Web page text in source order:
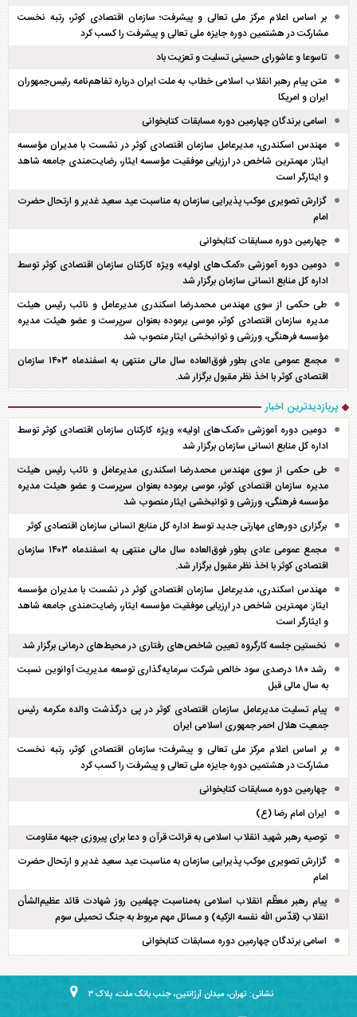
بر اساس اعلام مرکز ملی تعالی و پیشرفت؛ سازمان اقتصادی کوثر، رتبه نخست
مشارکت در هشتمین دوره جایزه ملی تعالی و پیشرفت را کسب کرد
تاسوعا و عاشورای حسینی تسلیت و تعزیت باد
متن پیام رهبر انقلاب اسلامی خطاب به ملت ایران درباره تفاهم‌نامه رئیس‌جمهوران
ایران و امریکا
اسامی برندگان چهارمین دوره مسابقات کتابخوانی
مهندس اسکندری، مدیرعامل سازمان اقتصادی کوثر در نشست با مدیران مؤسسه
ایثار: مهمترین شاخص در ارزیابی موفقیت مؤسسه ایثار، رضایت‌مندی جامعه شاهد
و ایثارگر است
گزارش تصویری موکب پذیرایی سازمان به مناسبت عید سعید غدیر و ارتحال حضرت
امام
چهارمین دوره مسابقات کتابخوانی
دومین دوره آموزشی «کمک‌های اولیه» ویژه کارکنان سازمان اقتصادی کوثر توسط
اداره کل منابع انسانی سازمان برگزار شد
طی حکمی از سوی مهندس محمدرضا اسکندری مدیرعامل و نائب رئیس هیئت
مدیره سازمان اقتصادی کوثر، موسی برموده بعنوان سرپرست و عضو هیئت مدیره
مؤسسه فرهنگی، ورزشی و توانبخشی ایثار منصوب شد
مجمع عمومی عادی بطور فوق‌العاده سال مالی منتهی به اسفند‌ماه ۱۴۰۳ سازمان
اقتصادی کوثر با اخذ نظر مقبول برگزار شد.
پربازدیدترین اخبار
دومین دوره آموزشی «کمک‌های اولیه» ویژه کارکنان سازمان اقتصادی کوثر توسط
اداره کل منابع انسانی سازمان برگزار شد
طی حکمی از سوی مهندس محمدرضا اسکندری مدیرعامل و نائب رئیس هیئت
مدیره سازمان اقتصادی کوثر، موسی برموده بعنوان سرپرست و عضو هیئت مدیره
مؤسسه فرهنگی، ورزشی و توانبخشی ایثار منصوب شد
برگزاری دور‌های مهارتی جدید توسط اداره کل منابع انسانی سازمان اقتصادی کوثر
مجمع عمومی عادی بطور فوق‌العاده سال مالی منتهی به اسفند‌ماه ۱۴۰۳ سازمان
اقتصادی کوثر با اخذ نظر مقبول برگزار شد.
مهندس اسکندری، مدیرعامل سازمان اقتصادی کوثر در نشست با مدیران مؤسسه
ایثار: مهمترین شاخص در ارزیابی موفقیت مؤسسه ایثار، رضایت‌مندی جامعه شاهد
و ایثارگر است
نخستین جلسه کارگروه تعیین شاخص‌های رفتاری در محیط‌های درمانی برگزار شد
رشد ۱۸۰ درصدی سود خالص شرکت سرمایه‌گذاری توسعه مدیریت آوانوین نسبت
به سال مالی قبل
پیام تسلیت مدیرعامل سازمان اقتصادی کوثر در پی درگذشت والده مکرمه رئیس
جمعیت هلال احمر جمهوری اسلامی ایران
بر اساس اعلام مرکز ملی تعالی و پیشرفت؛ سازمان اقتصادی کوثر، رتبه نخست
مشارکت در هشتمین دوره جایزه ملی تعالی و پیشرفت را کسب کرد
چهارمین دوره مسابقات کتابخوانی
ایران امام رضا (ع)
توصیه رهبر شهید انقلاب اسلامی به قرائت قرآن و دعا برای پیروزی جبهه مقاومت
گزارش تصویری موکب پذیرایی سازمان به مناسبت عید سعید غدیر و ارتحال حضرت
امام
پیام رهبر معظّم انقلاب اسلامی به‌مناسبت چهلمین روز شهادت قائد عظیم‌الشأن
انقلاب (قدّس الله نفسه الزکیه) و مسائل مهم مربوط به جنگ تحمیلی سوم
اسامی برندگان چهارمین دوره مسابقات کتابخوانی
نشانی: تهران، میدان آرژانتین، جنب بانک ملت، پلاک ۳